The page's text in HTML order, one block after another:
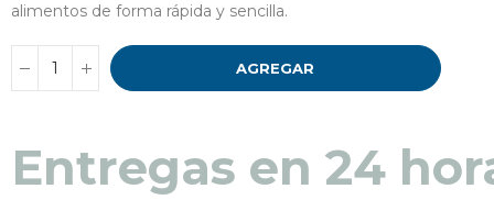
alimentos de forma rápida y sencilla.
AGREGAR
Entregas en 48 a